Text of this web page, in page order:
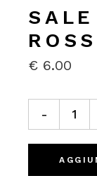
€ 6.00
Sale Hawaii
-